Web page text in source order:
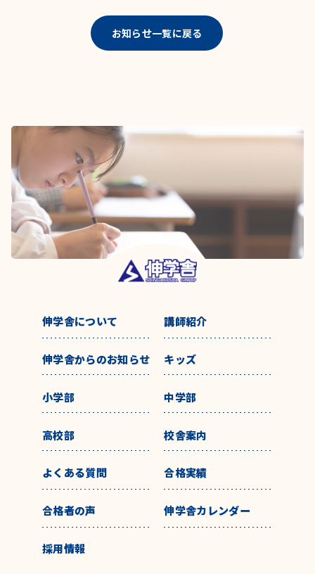
お知らせ一覧に戻る
伸学舎について 講師紹介
伸学舎からのお知らせ キッズ
小学部 中学部
高校部 校舎案内
よくある質問 合格実績
合格者の声 伸学舎カレンダー
採用情報